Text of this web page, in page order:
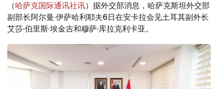
（哈萨克国际通讯社讯）据外交部消息，哈萨克斯坦外交部
副部长阿尔曼·伊萨哈利耶夫6日在安卡拉会见土耳其副外长
艾莎·伯里斯·埃金吉和穆萨·库拉克利卡亚。